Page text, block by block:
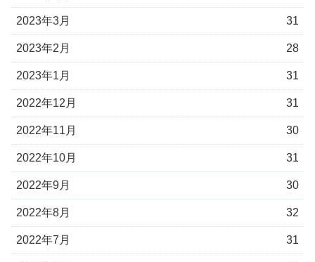
2023年3月 31
2023年2月 28
2023年1月 31
2022年12月 31
2022年11月 30
2022年10月 31
2022年9月 30
2022年8月 32
2022年7月 31